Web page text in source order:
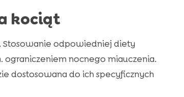
kociąt
odpowiedniej diety
ograniczeniem nocnego miauczenia.
dostosowana do ich specyficznych